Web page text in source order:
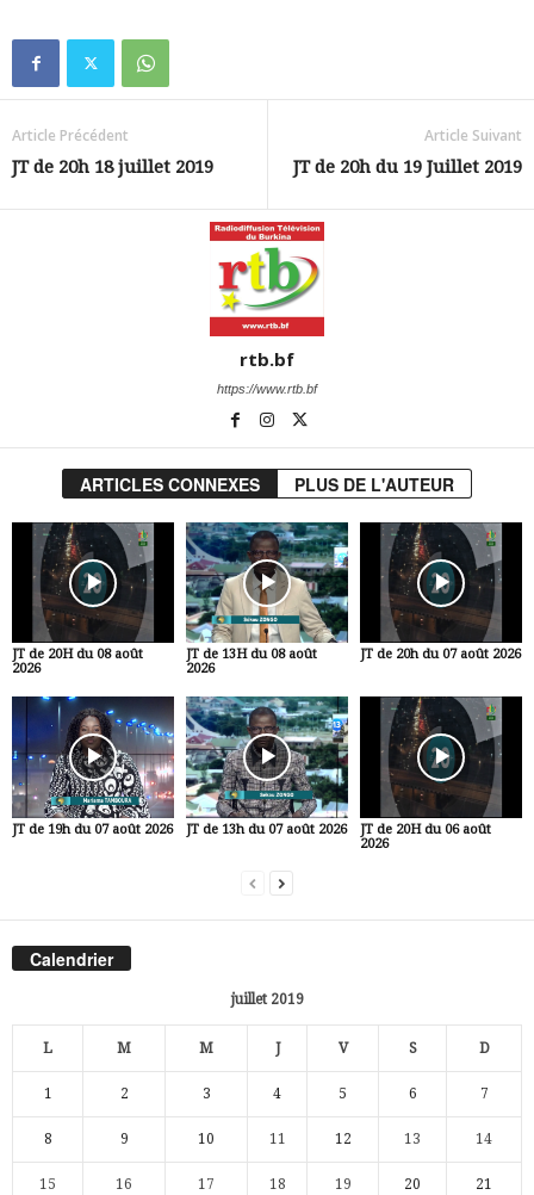
Article Précédent
JT de 20h 18 juillet 2019
Article Suivant
JT de 20h du 19 Juillet 2019
rtb.bf
https://www.rtb.bf
ARTICLES CONNEXES PLUS DE L'AUTEUR
JT de 20H du 08 août
2026
JT de 13H du 08 août
2026
JT de 20h du 07 août 2026
JT de 19h du 07 août 2026 JT de 13h du 07 août 2026
JT de 20H du 06 août
2026
Calendrier
juillet 2019
L M M J V S D
1 2 3 4 5 6 7
8 9 10 11 12 13 14
15 16 17 18 19 20 21